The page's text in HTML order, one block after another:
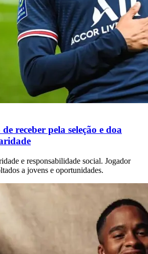
receber pela seleção e doa
e responsabilidade social. Jogador
a jovens e oportunidades.